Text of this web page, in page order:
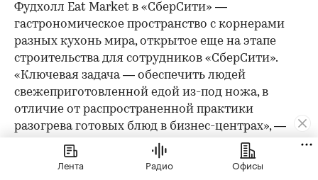
Фудхолл Eat Market в «СберСити» —
гастрономическое пространство с корнерами
разных кухонь мира, открытое еще на этапе
строительства для сотрудников «СберСити».
«Ключевая задача — обеспечить людей
свежеприготовленной едой из-под ножа, в
отличие от распространенной практики
разогрева готовых блюд в бизнес-центрах», —
говорит Ирина Клочкова, представитель
оператора фудхолла. Заказать обед можно через
Лента Радио Офисы